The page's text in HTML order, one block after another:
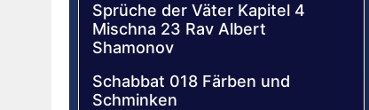
Sprüche der Väter Kapitel 4
Mischna 23 Rav Albert
Shamonov
Schabbat 018 Färben und
Schminken